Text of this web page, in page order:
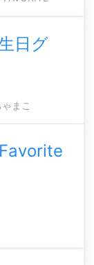
日グ
ゃまこ